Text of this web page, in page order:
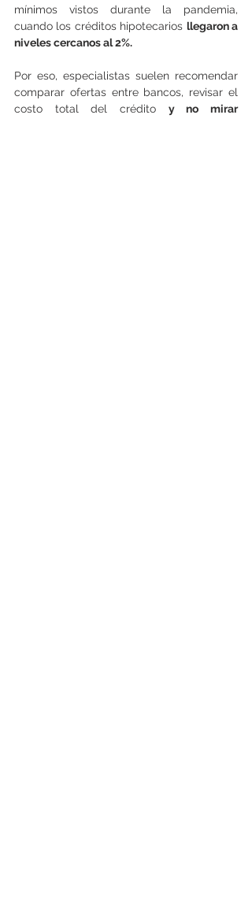
mínimos vistos durante la pandemia,
cuando los créditos hipotecarios llegaron a
niveles cercanos al 2%.
Por eso, especialistas suelen recomendar
comparar ofertas entre bancos, revisar el
costo total del crédito y no mirar